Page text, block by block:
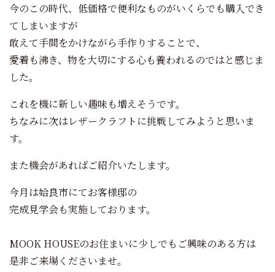
今のこの時代、低価格で便利なものがいくらでも購入でき
てしまいますが
敢えて手間をかけながら手作りすることで、
愛着も沸き、物を大切にする心も養われるのではと感じま
した。
これを機に新しい趣味も増えそうです。
ちなみに次はレザークラフトに挑戦してみようと思いま
す。
また機会があればご紹介いたします。
今月は姶良市にてお客様邸の
完成見学会も実施しております。
MOOK HOUSEのお住まいに少しでもご興味のある方は
是非ご来場くださいませ。